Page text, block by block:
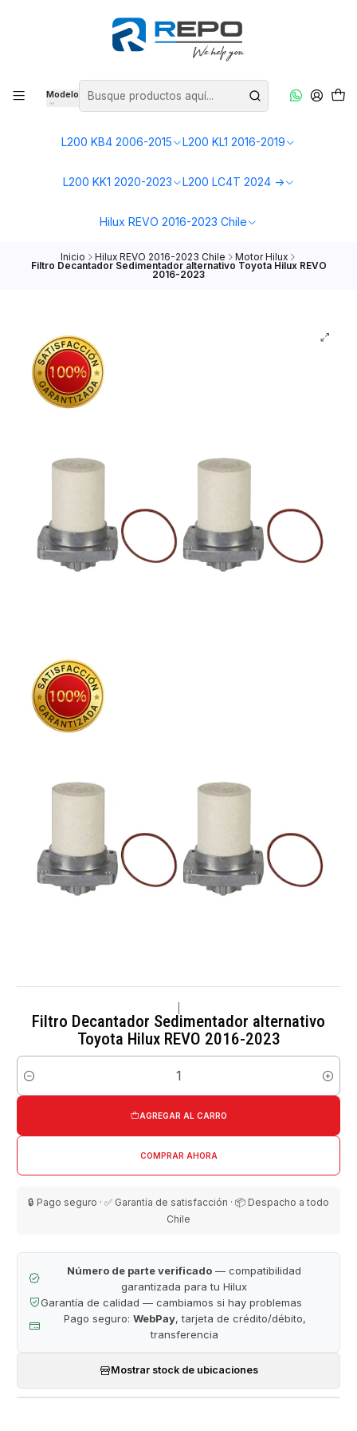
Modelo
L200 KB4 2006-2015 L200 KL1 2016-2019
L200 KK1 2020-2023 L200 LC4T 2024 ->
Hilux REVO 2016-2023 Chile
Inicio Hilux REVO 2016-2023 Chile Motor Hilux
Filtro Decantador Sedimentador alternativo Toyota Hilux REVO
2016-2023
Filtro Decantador Sedimentador alternativo
Toyota Hilux REVO 2016-2023
Cantidad
AGREGAR AL CARRO
COMPRAR AHORA
🔒 Pago seguro · ✅ Garantía de satisfacción · 📦 Despacho a todo
Chile
Número de parte verificado — compatibilidad
garantizada para tu Hilux
Garantía de calidad — cambiamos si hay problemas
Pago seguro: WebPay, tarjeta de crédito/débito,
transferencia
Mostrar stock de ubicaciones